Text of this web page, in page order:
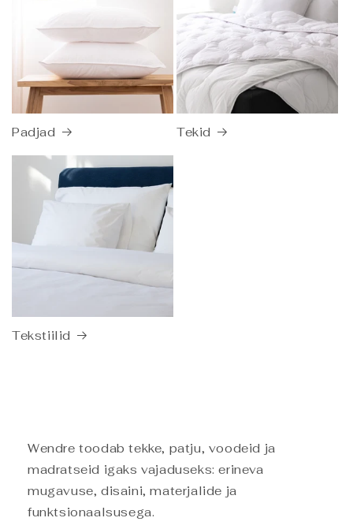
Padjad Tekid
Tekstiilid
Wendre toodab tekke, patju, voodeid ja
madratseid igaks vajaduseks: erineva
mugavuse, disaini, materjalide ja
funktsionaalsusega.